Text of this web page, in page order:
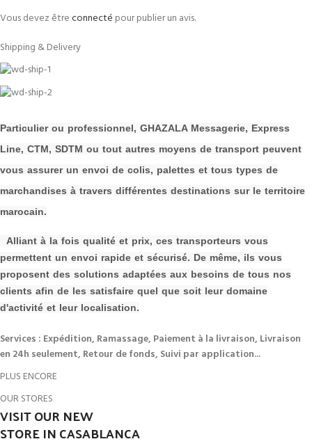
Vous devez êtreconnecté pour publier un avis.
Shipping & Delivery
Particulier ou professionnel, GHAZALA Messagerie, Express
Line, CTM, SDTM ou tout autres moyens de transport peuvent
vous assurer un envoi de colis, palettes et tous types de
marchandises à travers différentes destinations sur le territoire
marocain.
Alliant à la fois qualité et prix, ces transporteurs vous
permettent un envoi rapide et sécurisé. De même, ils vous
proposent des solutions adaptées aux besoins de tous nos
clients afin de les satisfaire quel que soit leur domaine
d'activité et leur localisation.
Services : Expédition, Ramassage, Paiement à la livraison, Livraison
en 24h seulement, Retour de fonds, Suivi par application...
PLUS ENCORE
OUR STORES
VISIT OUR NEW
STORE IN CASABLANCA